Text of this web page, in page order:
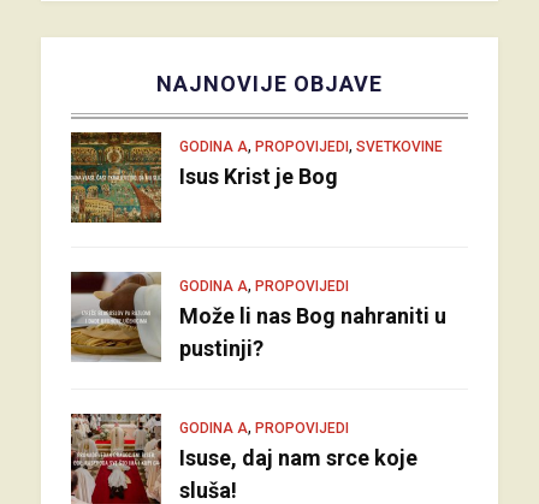
NAJNOVIJE OBJAVE
GODINA A, PROPOVIJEDI, SVETKOVINE
Isus Krist je Bog
GODINA A, PROPOVIJEDI
Može li nas Bog nahraniti u
pustinji?
GODINA A, PROPOVIJEDI
Isuse, daj nam srce koje
sluša!